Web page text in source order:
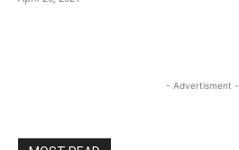
- Advertisment -